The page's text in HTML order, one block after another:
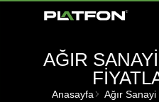
AĞIR
Anasayfa Ağır